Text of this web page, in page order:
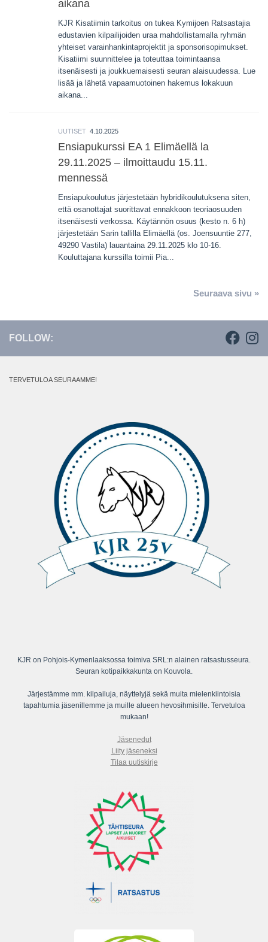
aikana
KJR Kisatiimin tarkoitus on tukea Kymijoen Ratsastajia
edustavien kilpailijoiden uraa mahdollistamalla ryhmän
yhteiset varainhankintaprojektit ja sponsorisopimukset.
Kisatiimi suunnittelee ja toteuttaa toimintaansa
itsenäisesti ja joukkuemaisesti seuran alaisuudessa. Lue
lisää ja lähetä vapaamuotoinen hakemus lokakuun
aikana...
UUTISET 4.10.2025
Ensiapukurssi EA 1 Elimäellä la
29.11.2025 – ilmoittaudu 15.11.
mennessä
Ensiapukoulutus järjestetään hybridikoulutuksena siten,
että osanottajat suorittavat ennakkoon teoriaosuuden
itsenäisesti verkossa. Käytännön osuus (kesto n. 6 h)
järjestetään Sarin tallilla Elimäellä (os. Joensuuntie 277,
49290 Vastila) lauantaina 29.11.2025 klo 10-16.
Kouluttajana kurssilla toimii Pia...
Seuraava sivu »
FOLLOW:
TERVETULOA SEURAAMME!
KJR on Pohjois-Kymenlaaksossa toimiva SRL:n alainen ratsastusseura.
Seuran kotipaikkakunta on Kouvola.
Järjestämme mm. kilpailuja, näyttelyjä sekä muita mielenkiintoisia
tapahtumia jäsenillemme ja muille alueen hevosihmisille. Tervetuloa
mukaan!
Jäsenedut
Liity jäseneksi
Tilaa uutiskirje